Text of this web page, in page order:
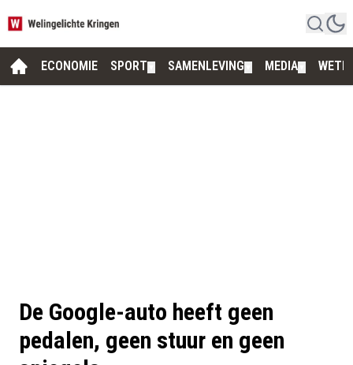
ECONOMIE SPORT SAMENLEVING MEDIA
De Google-auto heeft geen
pedalen, geen stuur en geen